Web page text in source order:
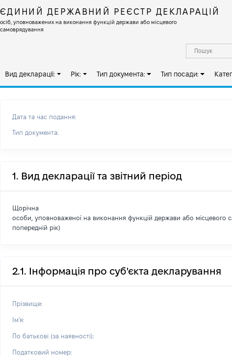
ЄДИНИЙ ДЕРЖАВНИЙ РЕЄСТР ДЕКЛАРАЦІЙ
осіб, уповноважених на виконання функцій держави або місцевого
самоврядування
Вид декларації: Рік: Тип документа: Тип посади:
Дата та час подання:
Тип документа:
1. Вид декларації та звітний період
Щорічна
особи, уповноваженої на виконання функцій держави або місцевого
попередній рік)
2.1. Інформація про суб'єкта декларування
Прізвище:
Ім'я:
По батькові (за наявності):
Податковий номер: